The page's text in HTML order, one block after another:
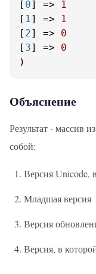
[ 0] =>
1
[ 1] =>
1
[ 2] => 0
[ 3] => 0
)
Объяснение
Результат - массив
собой:
Версия Unicode,
Младшая версия
Версия
Версия, в